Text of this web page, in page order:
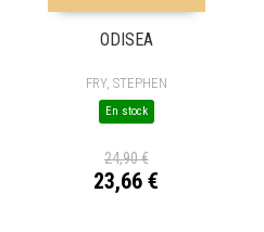
ODISEA
FRY, STEPHEN
En stock
24,90 €
23,66 €